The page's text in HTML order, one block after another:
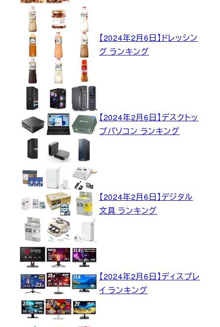
【2024年2月6日】ドレッシン
グ ランキング
【2024年2月6日】デスクトッ
プパソコン ランキング
【2024年2月6日】デジタル
文具 ランキング
【2024年2月6日】ディスプレ
イ ランキング